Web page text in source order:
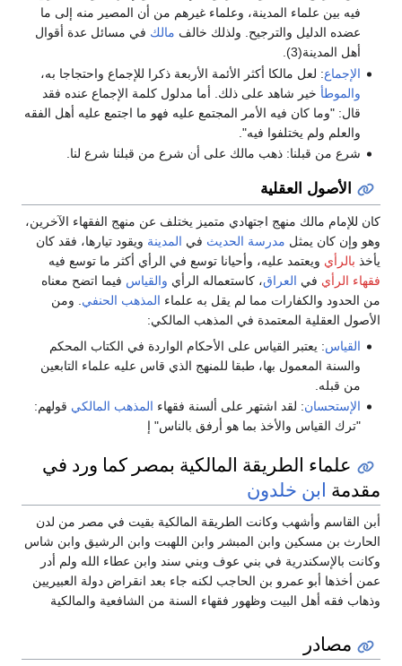
فيه بين علماء المدينة، وعلماء غيرهم من أن المصير منه إلى ما
عضده الدليل والترجيح. ولذلك خالف مالك في مسائل عدة أقوال
أهل المدينة(3).
الإجماع: لعل مالكا أكثر الأئمة الأربعة ذكرا للإجماع واحتجاجا به،
والموطأ خير شاهد على ذلك. أما مدلول كلمة الإجماع عنده فقد
قال: "وما كان فيه الأمر المجتمع عليه فهو ما اجتمع عليه أهل الفقه
والعلم ولم يختلفوا فيه".
شرع من قبلنا: ذهب مالك على أن شرع من قبلنا شرع لنا.
الأصول العقلية
كان للإمام مالك منهج اجتهادي متميز يختلف عن منهج الفقهاء الآخرين،
وهو وإن كان يمثل مدرسة الحديث في المدينة ويقود تيارها، فقد كان
يأخذ بالرأي ويعتمد عليه، وأحيانا توسع في الرأي أكثر ما توسع فيه
فقهاء الرأي في العراق، كاستعماله الرأي والقياس فيما اتضح معناه
من الحدود والكفارات مما لم يقل به علماء المذهب الحنفي . ومن
الأصول العقلية المعتمدة في المذهب المالكي:
القياس: يعتبر القياس على الأحكام الواردة في الكتاب المحكم
والسنة المعمول بها، طبقا للمنهج الذي قاس عليه علماء التابعين
من قبله.
الإستحسان: لقد اشتهر على ألسنة فقهاء المذهب المالكي قولهم:
"ترك القياس والأخذ بما هو أرفق بالناس" إ
علماء الطريقة المالكية بمصر كما ورد في
مقدمة ابن خلدون
أبن القاسم وأشهب وكانت الطريقة المالكية بقيت في مصر من لدن
الحارث بن مسكين وابن المبشر وابن اللهبت وابن الرشيق وابن شاس
وكانت بالإسكندرية في بني عوف وبني سند وابن عطاء الله ولم أدر
عمن أخذها أبو عمرو بن الحاجب لكنه جاء بعد انقراض دولة العبيريين
وذهاب فقه أهل البيت وظهور فقهاء السنة من الشافعية والمالكية
مصادر